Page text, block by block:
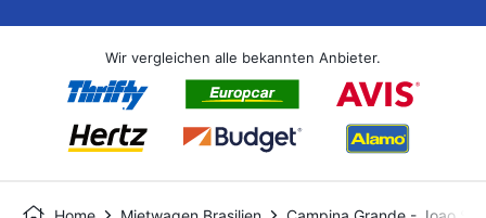
Wir vergleichen alle bekannten Anbieter.